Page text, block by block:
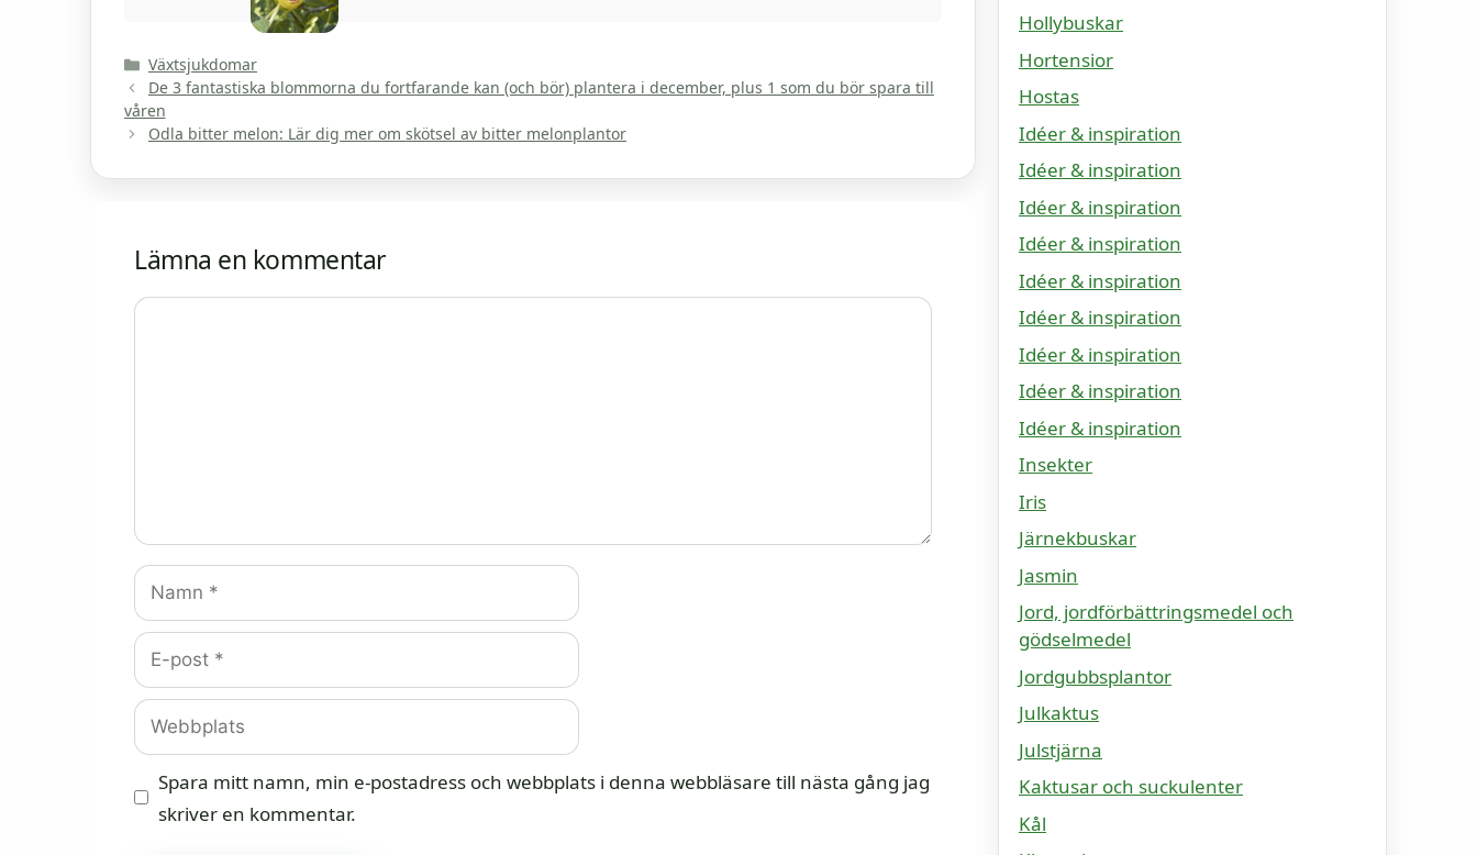
Kategorier
Växtsjukdomar
De 3 fantastiska blommorna du fortfarande kan (och bör) plantera i december, plus 1 som du bör spara till
våren
Odla bitter melon: Lär dig mer om skötsel av bitter melonplantor
Lämna en kommentar
Kommentar
Namn
E-
post
Webbplats
Spara mitt namn, min e-postadress och webbplats i denna webbläsare till nästa gång jag
skriver en kommentar.
Hollybuskar
Hortensior
Hostas
Idéer & inspiration
Idéer & inspiration
Idéer & inspiration
Idéer & inspiration
Idéer & inspiration
Idéer & inspiration
Idéer & inspiration
Idéer & inspiration
Idéer & inspiration
Insekter
Iris
Järnekbuskar
Jasmin
Jord, jordförbättringsmedel och
gödselmedel
Jordgubbsplantor
Julkaktus
Julstjärna
Kaktusar och suckulenter
Kål